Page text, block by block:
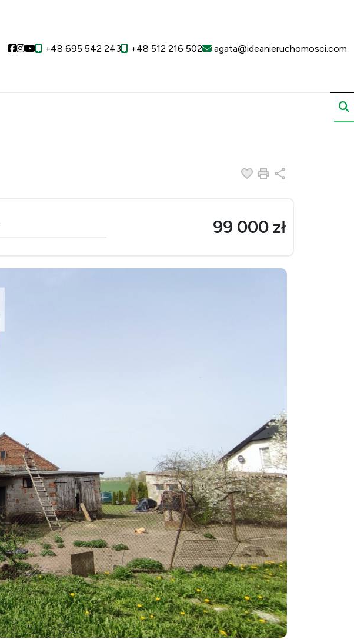
Social link
Social link
Social link
+48 695 542 243 +48 512 216 502 agata@ideanieruchomosci.com
Dodaj do ulubionych
Drukuj
99 000 zł